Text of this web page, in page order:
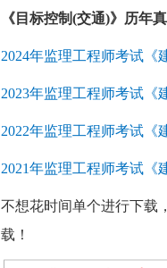
《目标控制(交通)》历年真
2024年监理工程师考试《
2023年监理工程师考试《
2022年监理工程师考试《
2021年监理工程师考试《
不想花时间单个进行下载
载！